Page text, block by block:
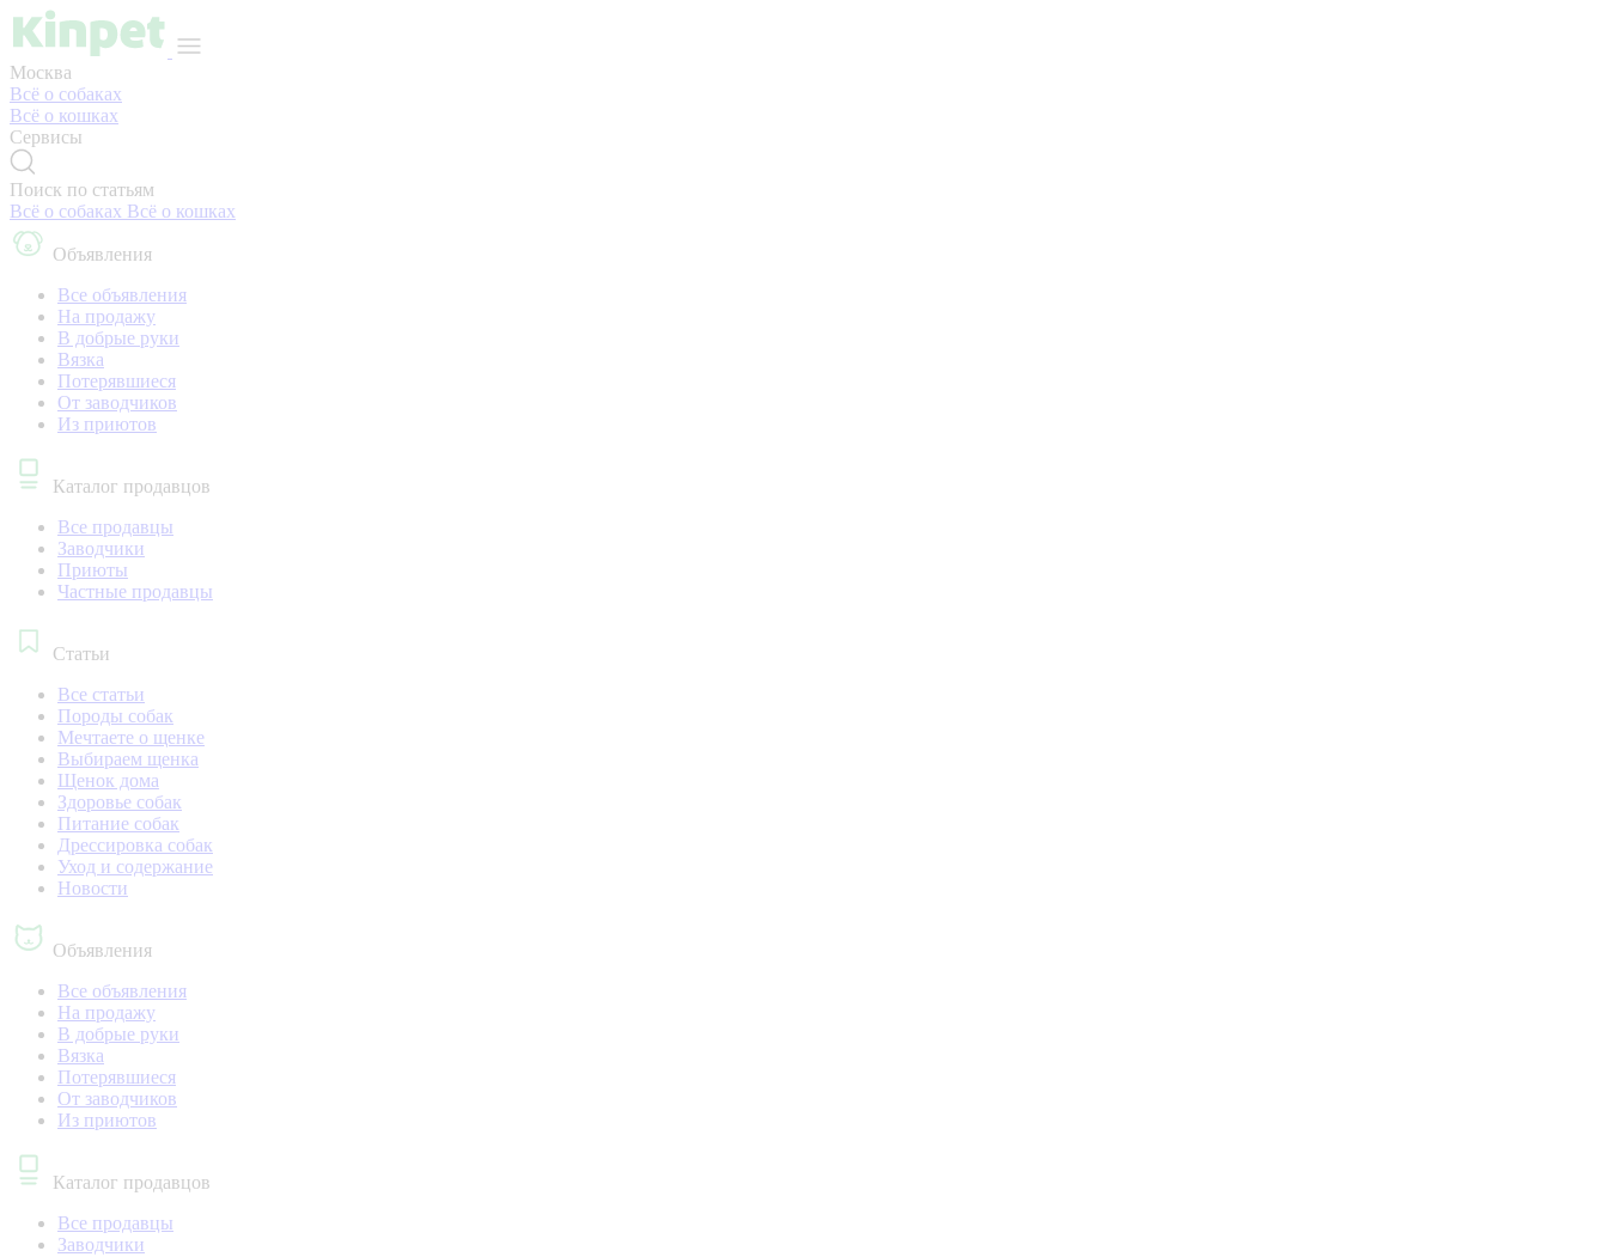
Москва
Всё о собаках
Всё о кошках
Сервисы
Поиск по статьям
Всё о собаках Всё о кошках
Объявления
Все объявления
На продажу
В добрые руки
Вязка
Потерявшиеся
От заводчиков
Из приютов
Каталог продавцов
Все продавцы
Заводчики
Приюты
Частные продавцы
Статьи
Все статьи
Породы собак
Мечтаете о щенке
Выбираем щенка
Щенок дома
Здоровье собак
Питание собак
Дрессировка собак
Уход и содержание
Новости
Объявления
Все объявления
На продажу
В добрые руки
Вязка
Потерявшиеся
От заводчиков
Из приютов
Каталог продавцов
Все продавцы
Заводчики